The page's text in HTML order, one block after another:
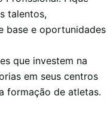
talentos,
base e oportunidades
que investem na
em seus centros
formação de atletas.